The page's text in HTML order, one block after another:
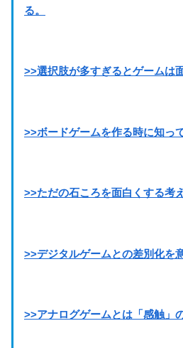
る。
>>選択肢が多すぎるとゲームは
>>ボードゲームを作る時に知っ
>>ただの石ころを面白くする考
>>デジタルゲームとの差別化を
>>アナログゲームとは「感触」